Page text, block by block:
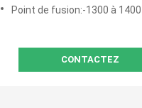
Point de fusion:-1300 à 1400
CONTACTEZ